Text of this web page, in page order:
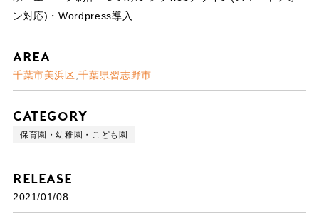
ン対応)・Wordpress導入
Area
千葉市美浜区 千葉県習志野市
Category
保育園・幼稚園・こども園
Release
2021/01/08